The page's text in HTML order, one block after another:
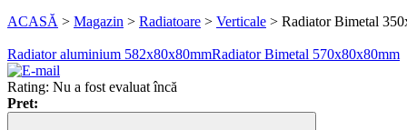
ACASĂ > Magazin > Radiatoare > Verticale > Radiator Bimetal
Radiator aluminium 582x80x80mmRadiator Bimetal 570x80x80mm
Rating: Nu a fost evaluat încă
Pret: